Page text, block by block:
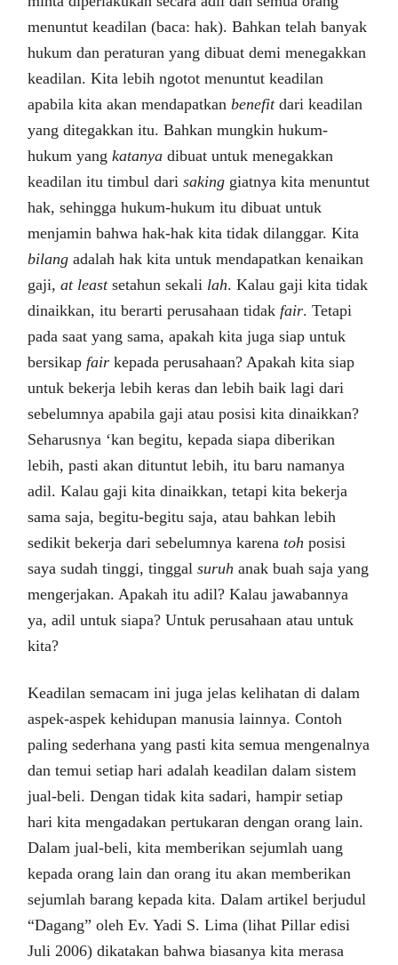
menuntut keadilan (baca: hak). Bahkan telah banyak
hukum dan peraturan yang dibuat demi menegakkan
keadilan. Kita lebih ngotot menuntut keadilan
apabila kita akan mendapatkanbenefitdari keadilan
yang ditegakkan itu. Bahkan mungkin hukum-
hukum yangkatanya dibuat untuk menegakkan
keadilan itu timbul darisaking giatnya kita menuntut
hak, sehingga hukum-hukum itu dibuat untuk
menjamin bahwa hak-hak kita tidak dilanggar. Kita
bilang adalah hak kita untuk mendapatkan kenaikan
gaji,at leastsetahun sekali lah. Kalau gaji kita tidak
dinaikkan, itu berarti perusahaan tidak fair. Tetapi
pada saat yang sama, apakah kita juga siap untuk
bersikap fair kepada perusahaan? Apakah kita siap
untuk bekerja lebih keras dan lebih baik lagi dari
sebelumnya apabila gaji atau posisi kita dinaikkan?
Seharusnya ‘kan begitu, kepada siapa diberikan
lebih, pasti akan dituntut lebih, itu baru namanya
adil. Kalau gaji kita dinaikkan, tetapi kita bekerja
sama saja, begitu-begitu saja, atau bahkan lebih
sedikit bekerja dari sebelumnya karenatoh posisi
saya sudah tinggi, tinggalsuruh anak buah saja yang
mengerjakan. Apakah itu adil? Kalau jawabannya
ya, adil untuk siapa? Untuk perusahaan atau untuk
kita?
Keadilan semacam ini juga jelas kelihatan di dalam
aspek-aspek kehidupan manusia lainnya. Contoh
paling sederhana yang pasti kita semua mengenalnya
dan temui setiap hari adalah keadilan dalam sistem
jual-beli. Dengan tidak kita sadari, hampir setiap
hari kita mengadakan pertukaran dengan orang lain.
Dalam jual-beli, kita memberikan sejumlah uang
kepada orang lain dan orang itu akan memberikan
sejumlah barang kepada kita. Dalam artikel berjudul
“Dagang” oleh Ev. Yadi S. Lima (lihat Pillar edisi
Juli 2006) dikatakan bahwa biasanya kita merasa